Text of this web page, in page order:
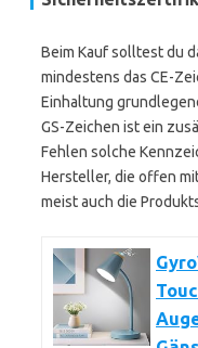
Beim Kauf solltest du
mindestens das CE-
Einhaltung
GS-Zeichen ist ein
Fehlen solche
Hersteller, die offen
meist auch die